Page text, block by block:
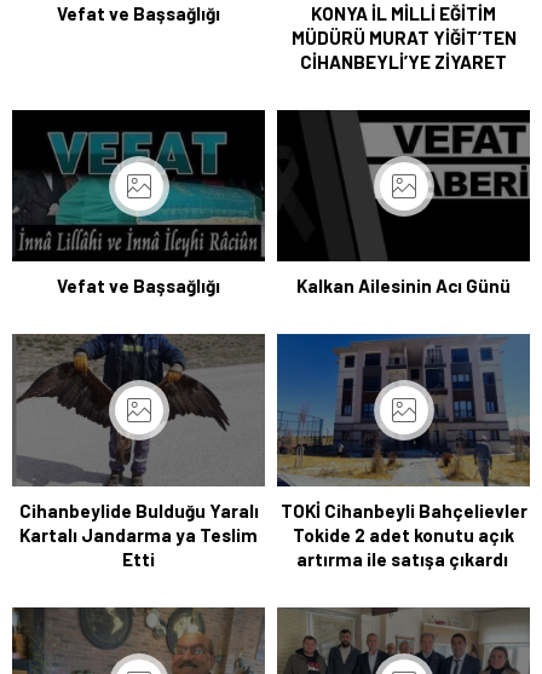
Vefat ve Başsağlığı
KONYA İL MİLLİ EĞİTİM
MÜDÜRÜ MURAT YİĞİT’TEN
CİHANBEYLİ’YE ZİYARET
Vefat ve Başsağlığı Kalkan Ailesinin Acı Günü
Cihanbeylide Bulduğu Yaralı
Kartalı Jandarma ya Teslim
Etti
TOKİ Cihanbeyli Bahçelievler
Tokide 2 adet konutu açık
artırma ile satışa çıkardı